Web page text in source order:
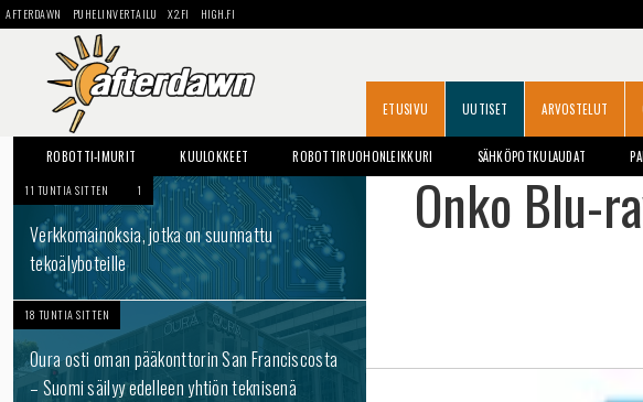
AFTERDAWN PUHELINVERTAILU X2.FI HIGH.FI
ETUSIVU UUTISET ARVOSTELUT
ROBOTTI-IMURIT KUULOKKEET ROBOTTIRUOHONLEIKKURI SÄHKÖPOTKULAUDAT
11 TUNTIA SITTEN 1
Verkkomainoksia, jotka on suunnattu
tekoälyboteille
18 TUNTIA SITTEN
Oura osti oman pääkonttorin San Franciscosta
– Suomi säilyy edelleen yhtiön teknisenä
Onko Blu-